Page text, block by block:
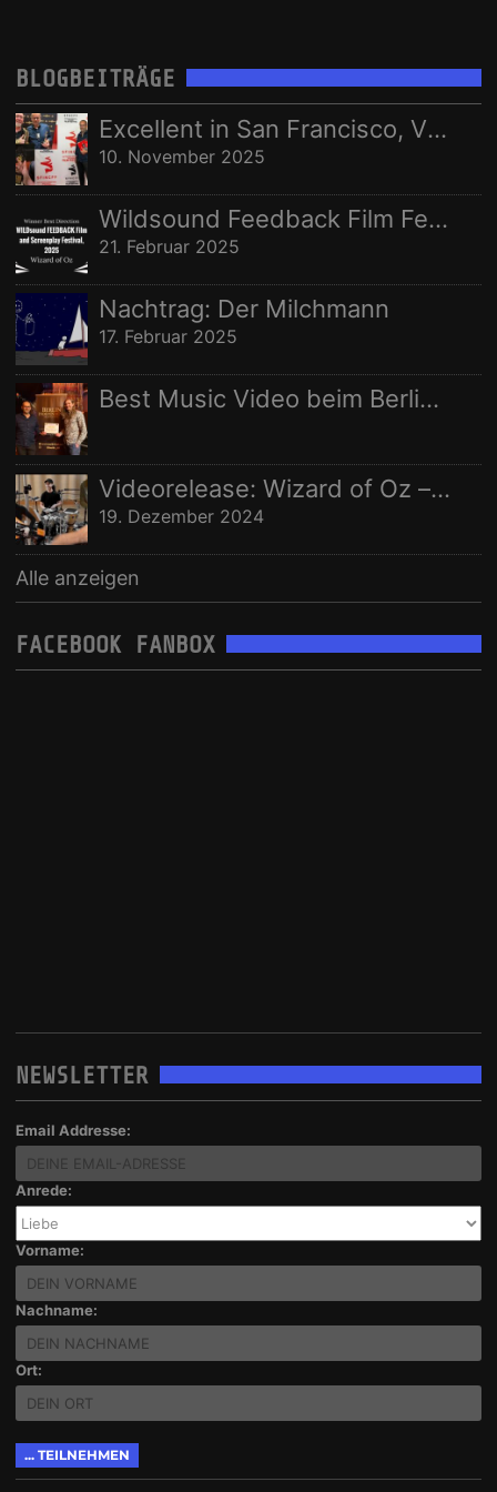
Nachname:
Ort:
LIVES - AS THEY PASS YOU BY
RECORDING STEREOPUR STING ILLUSTRATED STUDIO
STUDIO AUFNAHMEN STUDIOAUFNAHMEN
WELTRAUMSTUDIOS WIZARD OF OZ
BLOGBEITRÄGE
Excellent in San Francisco, Vize in Freising
10. November 2025
Wildsound Feedback Film Festival: Beste Regie
21. Februar 2025
Nachtrag: Der Milchmann
17. Februar 2025
Best Music Video beim Berlin Independent Film Festival
Videorelease: Wizard of Oz – feat. Rhani Krija, Michalina Malisz & Ross Ainslie
19. Dezember 2024
Alle anzeigen
FACEBOOK FANBOX
NEWSLETTER
Email Addresse:
Anrede:
Vorname:
Nachname:
Ort: